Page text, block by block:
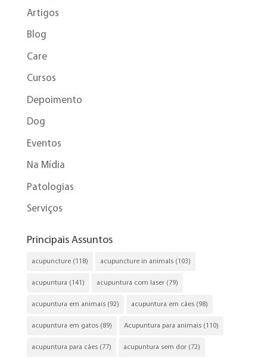
Artigos
Blog
Care
Cursos
Depoimento
Dog
Eventos
Na Mídia
Patologias
Serviços
Principais Assuntos
acupuncture(118) acupuncture in animals(103)
acupuntura (141) acupuntura com laser(79)
acupuntura em animais(92) acupuntura em cães(98)
acupuntura em gatos(89) Acupuntura para animais(110)
acupuntura para cães(77) acupuntura sem dor(72)